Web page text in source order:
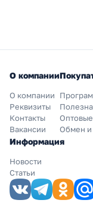
О компании
О компании
Реквизиты
Контакты
Вакансии
Обмен и
Информация
Новости
Статьи